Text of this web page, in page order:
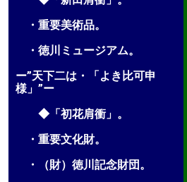
・重要美術品。
・徳川ミュージアム。
ー”天下二は・「よき比可申
様」”ー
◆「初花肩衝」。
・重要文化財。
・（財）徳川記念財団。